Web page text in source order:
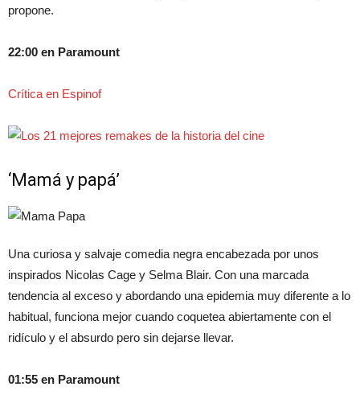
propone.
22:00 en Paramount
Crítica en Espinof
‘Mamá y papá’
Una curiosa y salvaje comedia negra encabezada por unos
inspirados Nicolas Cage y Selma Blair. Con una marcada
tendencia al exceso y abordando una epidemia muy diferente a lo
habitual, funciona mejor cuando coquetea abiertamente con el
ridículo y el absurdo pero sin dejarse llevar.
01:55 en Paramount